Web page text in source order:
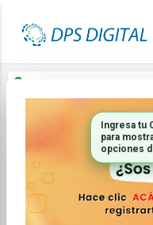
Inicio Pequenos
Ingresa tu
para
opciones